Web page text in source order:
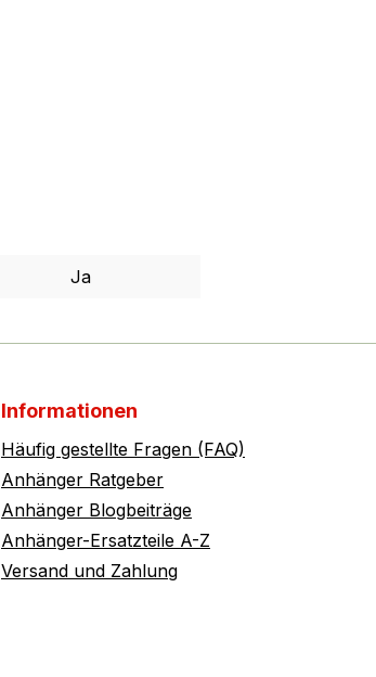
Ja
Informationen
Häufig gestellte Fragen (FAQ)
Anhänger Ratgeber
Anhänger Blogbeiträge
Anhänger-Ersatzteile A-Z
Versand und Zahlung